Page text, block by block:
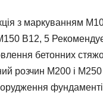
з маркуванням
В12, 5
бетонних
розчин М200 і М250